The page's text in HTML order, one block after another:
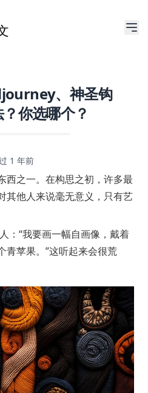
、神圣钩
你选哪个？
1 年前
西之一。在构思之初，许多最
其他人来说毫无意义，只有艺
：“我要画一幅自画像，戴着
青苹果。”这听起来会很荒